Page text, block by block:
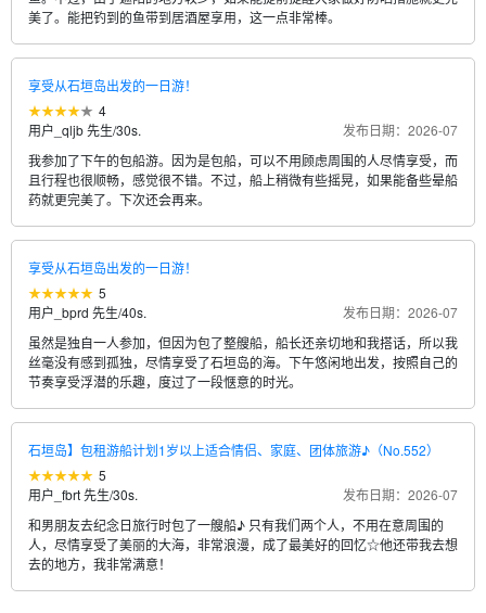
美了。能把钓到的鱼带到居酒屋享用，这一点非常棒。
享受从石垣岛出发的一日游！
4
用户_qljb 先生/30s.
发布日期：2026-07
我参加了下午的包船游。因为是包船，可以不用顾虑周围的人尽情享受，而
且行程也很顺畅，感觉很不错。不过，船上稍微有些摇晃，如果能备些晕船
药就更完美了。下次还会再来。
享受从石垣岛出发的一日游！
5
用户_bprd 先生/40s.
发布日期：2026-07
虽然是独自一人参加，但因为包了整艘船，船长还亲切地和我搭话，所以我
丝毫没有感到孤独，尽情享受了石垣岛的海。下午悠闲地出发，按照自己的
节奏享受浮潜的乐趣，度过了一段惬意的时光。
石垣岛】包租游船计划1岁以上适合情侣、家庭、团体旅游♪（No.552）
5
用户_fbrt 先生/30s.
发布日期：2026-07
和男朋友去纪念日旅行时包了一艘船♪ 只有我们两个人，不用在意周围的
人，尽情享受了美丽的大海，非常浪漫，成了最美好的回忆☆他还带我去想
去的地方，我非常满意！